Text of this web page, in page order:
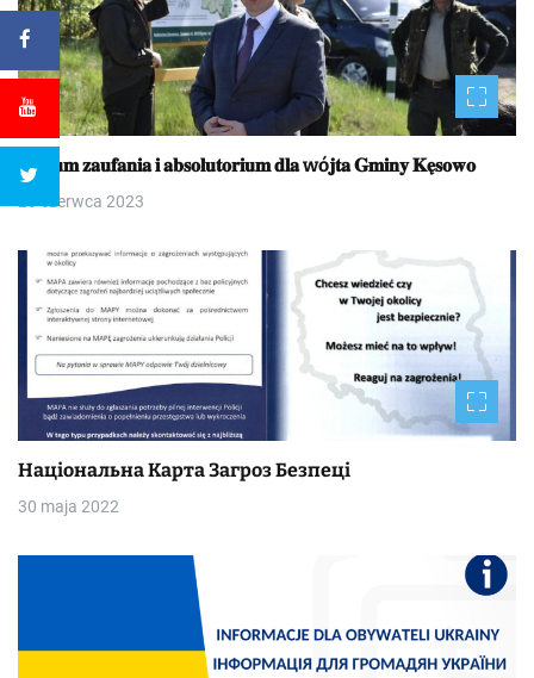
𝐖𝐨𝐭𝐮𝐦 𝐳𝐚𝐮𝐟𝐚𝐧𝐢𝐚 𝐢 𝐚𝐛𝐬𝐨𝐥𝐮𝐭𝐨𝐫𝐢𝐮𝐦 𝐝𝐥𝐚 wó𝐣𝐭𝐚 𝐆𝐦𝐢𝐧𝐲 𝐊𝐞̨𝐬𝐨𝐰𝐨
23 czerwca 2023
Національна Kapтa Загроз Безпеці
30 maja 2022